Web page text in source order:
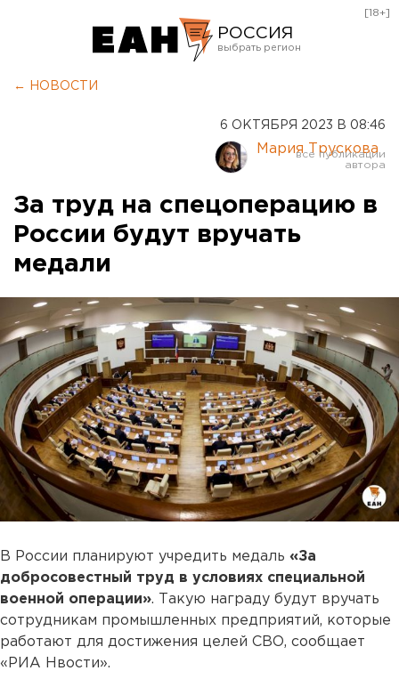
РОССИЯ
Курган
Оренбург
[18+]
← НОВОСТИ
6 ОКТЯБРЯ 2023 В 08:46
Мария Трускова
За труд на спецоперацию в
России будут вручать
медали
В России планируют учредить медаль «За
добросовестный труд в условиях специальной
военной операции». Такую награду будут вручать
сотрудникам промышленных предприятий, которые
работают для достижения целей СВО, сообщает
«РИА Нвости».